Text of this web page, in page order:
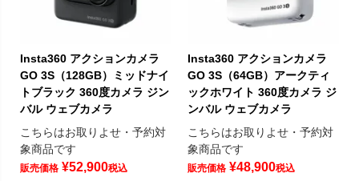
Insta360 アクションカメラ
GO 3S（128GB）ミッドナイ
トブラック 360度カメラ ジン
バル ウェブカメラ
こちらはお取りよせ・予約対
象商品です
販売価格 ¥52,900税込
Insta360 アクションカメラ
GO 3S（64GB）アークティ
ックホワイト 360度カメラ ジ
ンバル ウェブカメラ
こちらはお取りよせ・予約対
象商品です
販売価格 ¥48,900税込